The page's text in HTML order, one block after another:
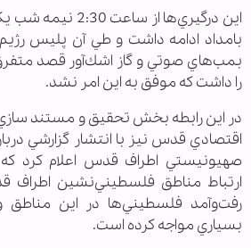
بامداد ادامه داشت و طي آن پليس
بمب‌هاي صوتي و گاز اشك‌آور قصد
را داشت كه موفق به اين امر نشد.
در اين رابطه بخش تحقيق و مستند
اقتصادي قدس نيز با انتشار گزارشي
صهيونيستي اطراف قدس اعلام كرد
ارتباط مناطق فلسطيني‌نشين
رفت‌وآمد فلسطيني‌ها در اين
بسياري مواجه كرده‌ است.